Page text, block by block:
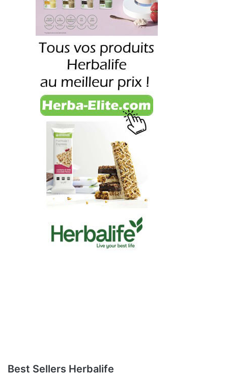
Best Sellers Herbalife